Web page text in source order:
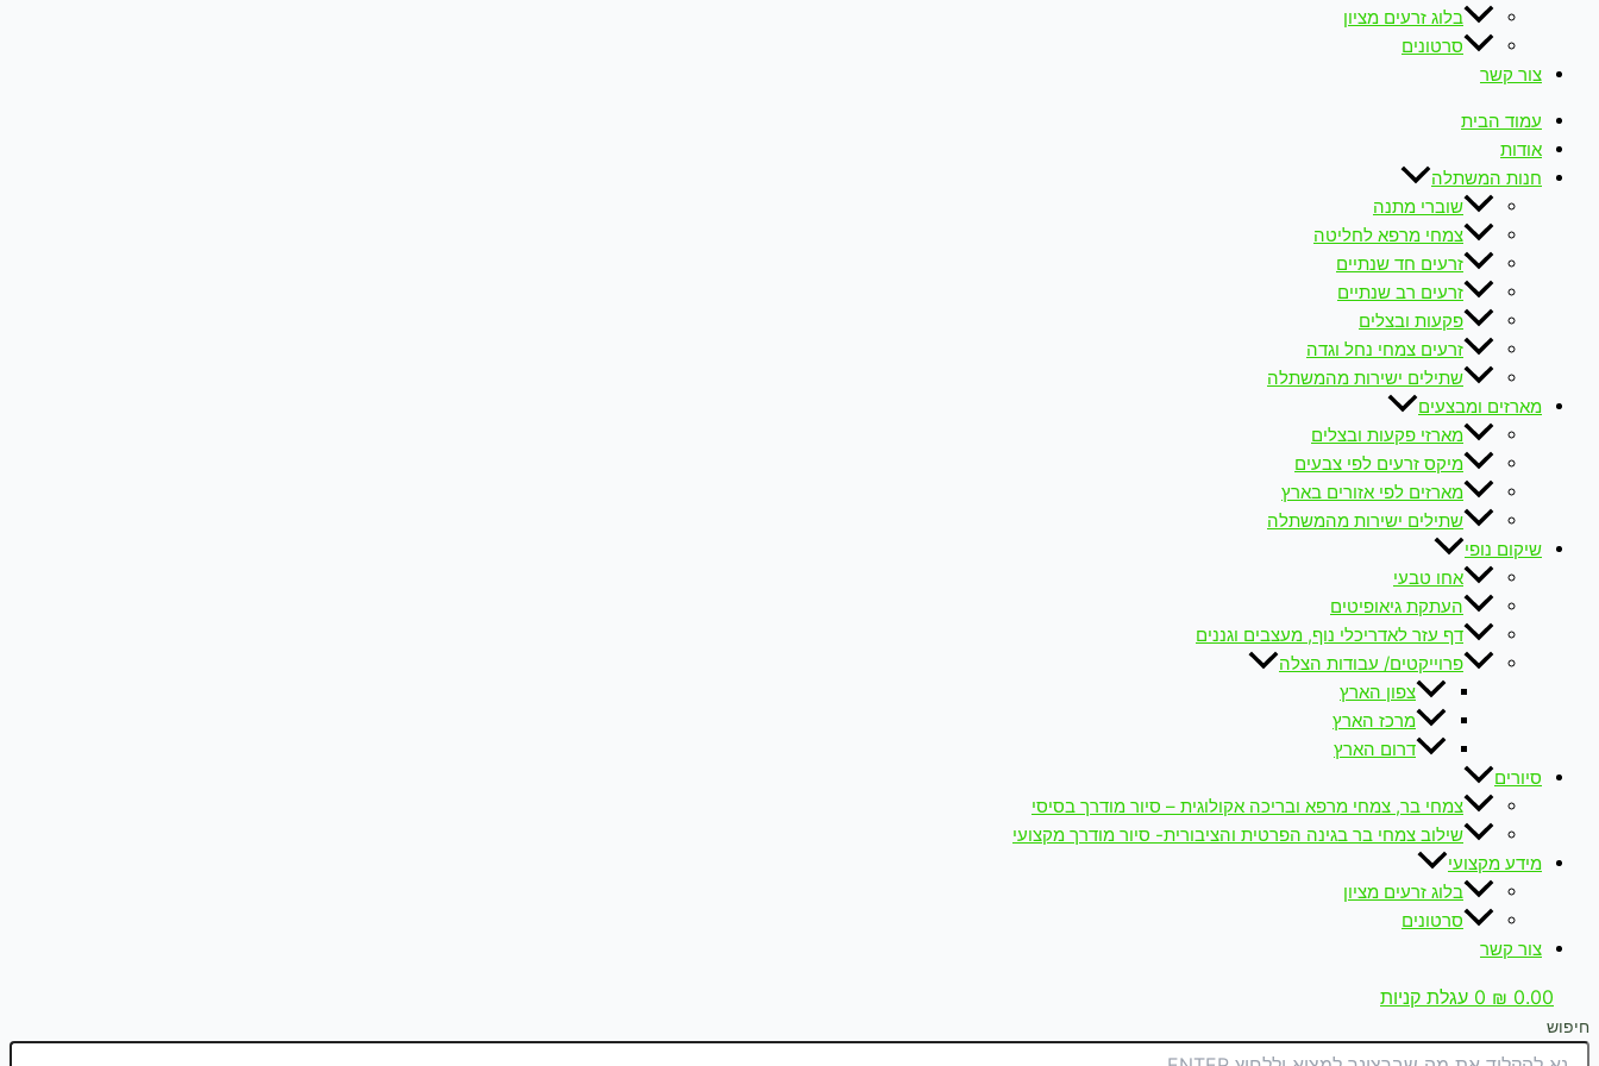
בלוג זרעים מציון
סרטונים
צור קשר
עמוד הבית
אודות
חנות המשתלה
שוברי מתנה
צמחי מרפא לחליטה
זרעים חד שנתיים
זרעים רב שנתיים
פקעות ובצלים
זרעים צמחי נחל וגדה
שתילים ישירות מהמשתלה
מארזים ומבצעים
מארזי פקעות ובצלים
מיקס זרעים לפי צבעים
מארזים לפי אזורים בארץ
שתילים ישירות מהמשתלה
שיקום נופי
אחו טבעי
העתקת גיאופיטים
דף עזר לאדריכלי נוף, מעצבים וגננים
פרוייקטים/ עבודות הצלה
צפון הארץ
מרכז הארץ
דרום הארץ
סיורים
צמחי בר, צמחי מרפא ובריכה אקולוגית – סיור מודרך בסיסי
שילוב צמחי בר בגינה הפרטית והציבורית- סיור מודרך מקצועי
מידע מקצועי
בלוג זרעים מציון
סרטונים
צור קשר
₪ 0.00
0 עגלת קניות
חיפוש